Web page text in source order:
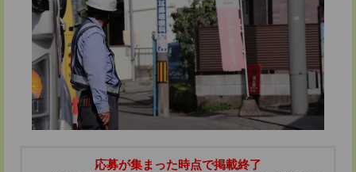
応募が集まった時点で掲載終了